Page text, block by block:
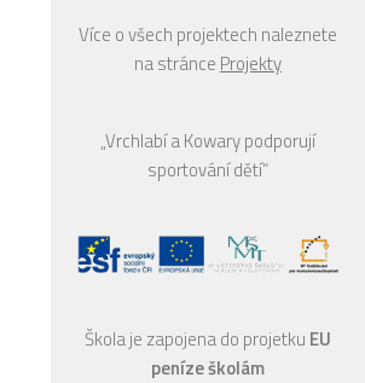
Více o všech projektech naleznete
na stránce Projekty
„Vrchlabí a Kowary podporují
sportování dětí“
Škola je zapojena do projetku EU
peníze školám